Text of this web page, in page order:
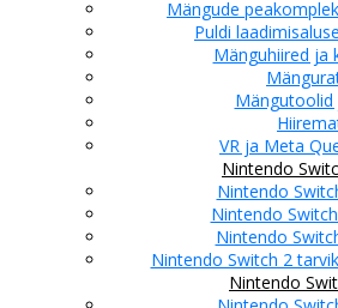
Mängude
Puldi
Mänguhiired ja
Mängutoolid
VR ja Meta
Nintendo
Nintendo
Nintendo
Nintendo
Nintendo Switch 2
Nintendo